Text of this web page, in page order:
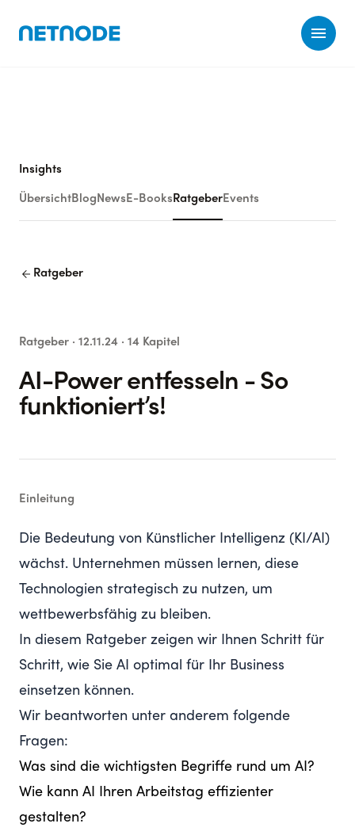
Insights
Übersicht Blog News E-Books Ratgeber Events
arrow_back Ratgeber
Ratgeber · 12.11.24 · 14 Kapitel
AI-Power entfesseln - So
funktioniert’s!
Einleitung
Die Bedeutung von Künstlicher Intelligenz (KI/AI)
wächst. Unternehmen müssen lernen, diese
Technologien strategisch zu nutzen, um
wettbewerbsfähig zu bleiben.
In diesem Ratgeber zeigen wir Ihnen Schritt für
Schritt, wie Sie AI optimal für Ihr Business
einsetzen können.
Wir beantworten unter anderem folgende
Fragen:
Was sind die wichtigsten Begriffe rund um AI?
Wie kann AI Ihren Arbeitstag effizienter
gestalten?